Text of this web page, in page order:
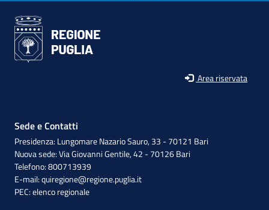
Area riservata
Sede e Contatti
Presidenza: Lungomare Nazario Sauro, 33 - 70121 Bari
Nuova sede: Via Giovanni Gentile, 42 - 70126 Bari
Telefono: 800713939
E-mail:quiregione@regione.puglia.it
PEC:elenco regionale